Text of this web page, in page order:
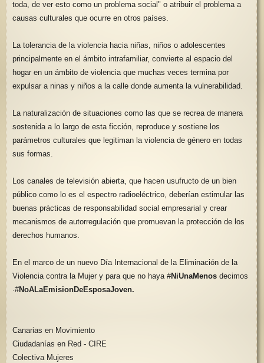
toda, de ver esto como un problema social" o atribuir el problema a
causas culturales que ocurre en otros países.
La tolerancia de la violencia hacia niñas, niños o adolescentes
principalmente en el ámbito intrafamiliar, convierte al espacio del
hogar en un ámbito de violencia que muchas veces termina por
expulsar a ninas y niños a la calle donde aumenta la vulnerabilidad.
La naturalización de situaciones como las que se recrea de manera
sostenida a lo largo de esta ficción, reproduce y sostiene los
parámetros culturales que legitiman la violencia de género en todas
sus formas.
Los canales de televisión abierta, que hacen usufructo de un bien
público como lo es el espectro radioeléctrico, deberían estimular las
buenas prácticas de responsabilidad social empresarial y crear
mecanismos de autorregulación que promuevan la protección de los
derechos humanos.
En el marco de un nuevo Día Internacional de la Eliminación de la
Violencia contra la Mujer y para que no haya #NiUnaMenos decimos
·#NoALaEmisionDeEsposaJoven.
Canarias en Movimiento
Ciudadanías en Red ‐ CIRE
Colectiva Mujeres